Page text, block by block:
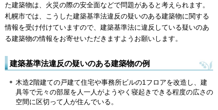
た建築物は、火災の際の安全面などで問題があると考えられます。
札幌市では、こうした建築基準法違反の疑いのある建築物に関する
情報を受け付けていますので、建築基準法に違反している疑いのあ
る建築物の情報をお寄せいただきますようお願いします。
建築基準法違反の疑いのある建築物の例
木造2階建ての戸建て住宅や事務所ビルの1フロアを改造し、建
具等で元々の部屋を人一人がようやく寝起きできる程度の広さの
空間に区切って人が住んでいる。